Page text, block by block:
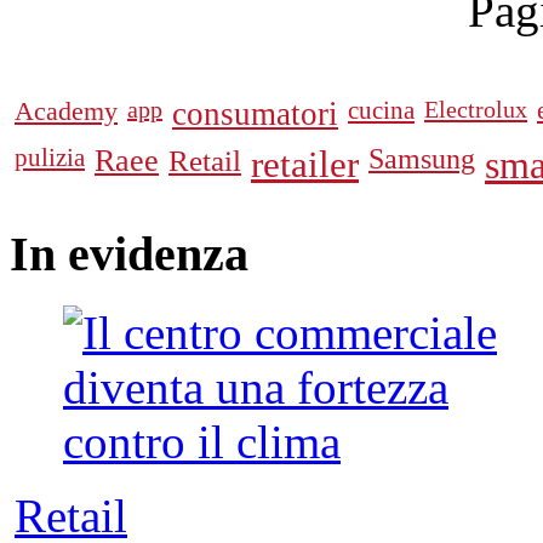
Academy app consumatori cucina Electrolux
pulizia Raee Retail retailer Samsung
In evidenza
Retail